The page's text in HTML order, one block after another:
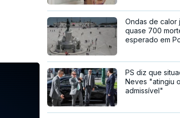
Ondas de calor
quase 700
esperado em
PS diz que
Neves "atingiu
admissível"